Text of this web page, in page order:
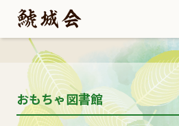
おもちゃ図書館